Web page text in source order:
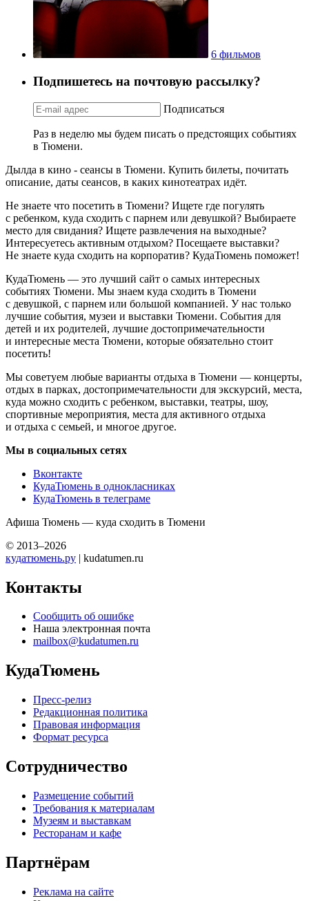
6 фильмов
Подпишетесь на почтовую рассылку?
Подписаться
Раз в неделю мы будем писать о предстоящих событиях
в Тюмени.
Дылда в кино - сеансы в Тюмени. Купить билеты, почитать
описание, даты сеансов, в каких кинотеатрах идёт.
Не знаете что посетить в Тюмени? Ищете где погулять
с ребенком, куда сходить с парнем или девушкой? Выбираете
место для свидания? Ищете развлечения на выходные?
Интересуетесь активным отдыхом? Посещаете выставки?
Не знаете куда сходить на корпоратив? КудаТюмень поможет!
КудаТюмень — это лучший сайт о самых интересных
событиях Тюмени. Мы знаем куда сходить в Тюмени
с девушкой, с парнем или большой компанией. У нас только
лучшие события, музеи и выставки Тюмени. События для
детей и их родителей, лучшие достопримечательности
и интересные места Тюмени, которые обязательно стоит
посетить!
Мы советуем любые варианты отдыха в Тюмени — концерты,
отдых в парках, достопримечательности для экскурсий, места,
куда можно сходить с ребенком, выставки, театры, шоу,
спортивные мероприятия, места для активного отдыха
и отдыха с семьей, и многое другое.
Мы в социальных сетях
Вконтакте
КудаТюмень в однокласниках
КудаТюмень в телеграме
Афиша Тюмень — куда сходить в Тюмени
© 2013–2026
кудатюмень.ру | kudatumen.ru
Контакты
Сообщить об ошибке
Наша электронная почта
mailbox@kudatumen.ru
КудаТюмень
Пресс-релиз
Редакционная политика
Правовая информация
Формат ресурса
Сотрудничество
Размещение событий
Требования к материалам
Музеям и выставкам
Ресторанам и кафе
Партнёрам
Реклама на сайте